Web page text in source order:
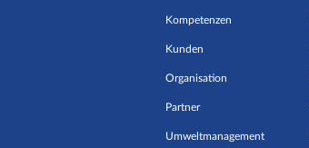
Kompetenzen
Kunden
Organisation
Partner
Umweltmanagement